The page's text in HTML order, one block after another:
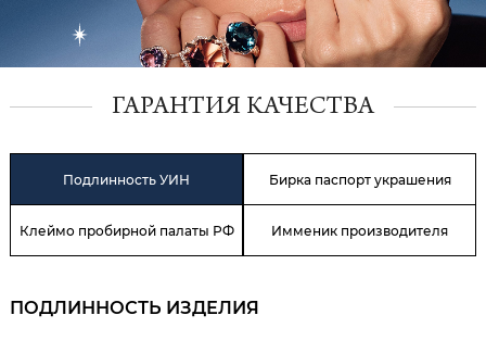
ГАРАНТИЯ КАЧЕСТВА
Подлинность УИН Бирка паспорт украшения
Клеймо пробирной палаты РФ Имменик производителя
ПОДЛИННОСТЬ ИЗДЕЛИЯ